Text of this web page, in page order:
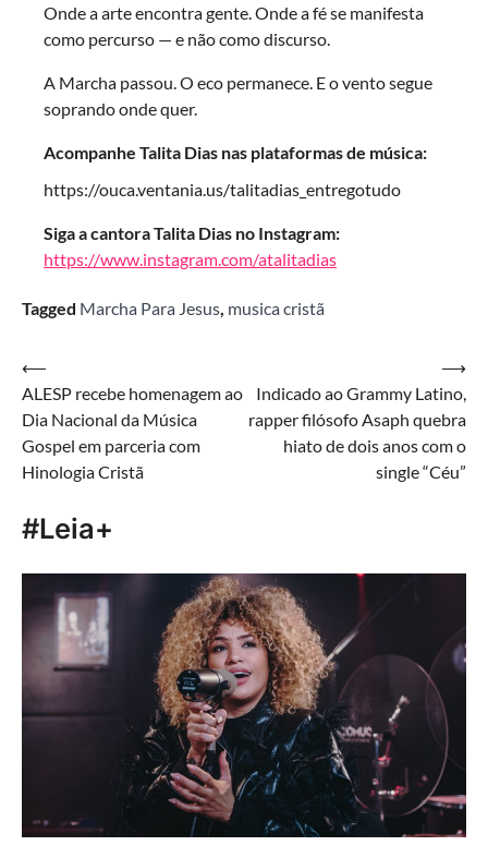
Onde a arte encontra gente. Onde a fé se manifesta
como percurso — e não como discurso.
A Marcha passou. O eco permanece. E o vento segue
soprando onde quer.
Acompanhe Talita Dias nas plataformas de música:
https://ouca.ventania.us/talitadias_entregotudo
Siga a cantora Talita Dias no Instagram:
https://www.instagram.com/atalitadias
Tagged Marcha Para Jesus, musica cristã
Navegação
de
Post
⟵
ALESP recebe homenagem ao
Dia Nacional da Música
Gospel em parceria com
Hinologia Cristã
Indicado ao Grammy Latino,
rapper filósofo Asaph quebra
hiato de dois anos com o
single “Céu”
⟶
#Leia+